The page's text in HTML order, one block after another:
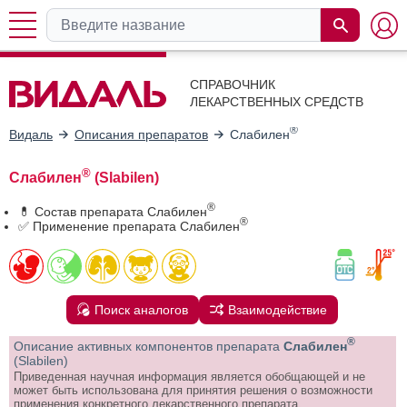
СПРАВОЧНИК
ЛЕКАРСТВЕННЫХ СРЕДСТВ
Видаль Описания препаратов Слабилен®
Слабилен® (Slabilen)
💊 Состав препарата Слабилен®
✅ Применение препарата Слабилен®
Поиск аналогов Взаимодействие
Описание активных компонентов препарата Слабилен®
(Slabilen)
Приведенная научная информация является обобщающей и не
может быть использована для принятия решения о возможности
применения конкретного лекарственного препарата.